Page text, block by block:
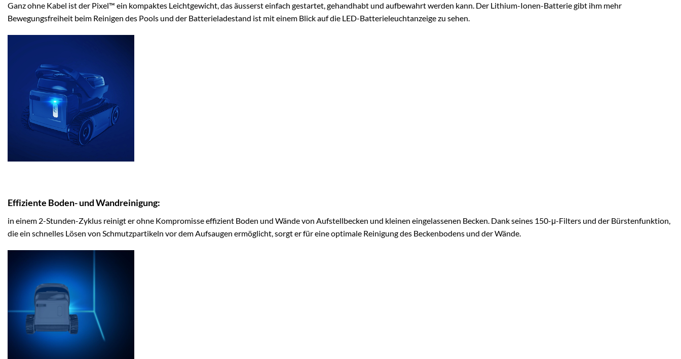
Ganz ohne Kabel ist der Pixel™ ein kompaktes Leichtgewicht, das äusserst einfach gestartet, gehandhabt und aufbewahrt werden kann. Der Lithium-Ionen-Batterie gibt ihm mehr
Bewegungsfreiheit beim Reinigen des Pools und der Batterieladestand ist mit einem Blick auf die LED-Batterieleuchtanzeige zu sehen.
Effiziente Boden- und Wandreinigung:
in einem 2-Stunden-Zyklus reinigt er ohne Kompromisse effizient Boden und Wände von Aufstellbecken und kleinen eingelassenen Becken. Dank seines 150-μ-Filters und der Bürstenfunktion,
die ein schnelles Lösen von Schmutzpartikeln vor dem Aufsaugen ermöglicht, sorgt er für eine optimale Reinigung des Beckenbodens und der Wände.